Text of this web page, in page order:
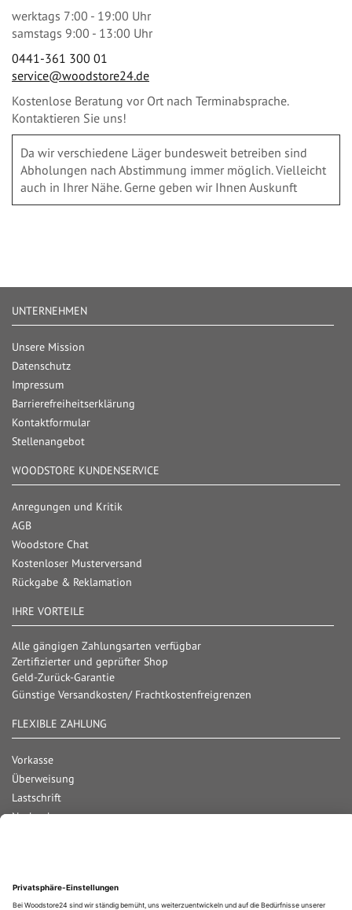
werktags 7:00 - 19:00 Uhr
samstags 9:00 - 13:00 Uhr
0441-361 300 01
service@woodstore24.de
Kostenlose Beratung vor Ort nach Terminabsprache.
Kontaktieren Sie uns!
Da wir verschiedene Läger bundesweit betreiben sind
Abholungen nach Abstimmung immer möglich. Vielleicht
auch in Ihrer Nähe. Gerne geben wir Ihnen Auskunft
UNTERNEHMEN
Unsere Mission
Datenschutz
Impressum
Barrierefreiheitserklärung
Kontaktformular
Stellenangebot
WOODSTORE KUNDENSERVICE
Anregungen und Kritik
AGB
Woodstore Chat
Kostenloser Musterversand
Rückgabe & Reklamation
IHRE VORTEILE
Alle gängigen Zahlungsarten verfügbar
Zertifizierter und geprüfter Shop
Geld-Zurück-Garantie
Günstige Versandkosten/ Frachtkostenfreigrenzen
FLEXIBLE ZAHLUNG
Vorkasse
Überweisung
Lastschrift
Nachnahme
Bar bei Abholung